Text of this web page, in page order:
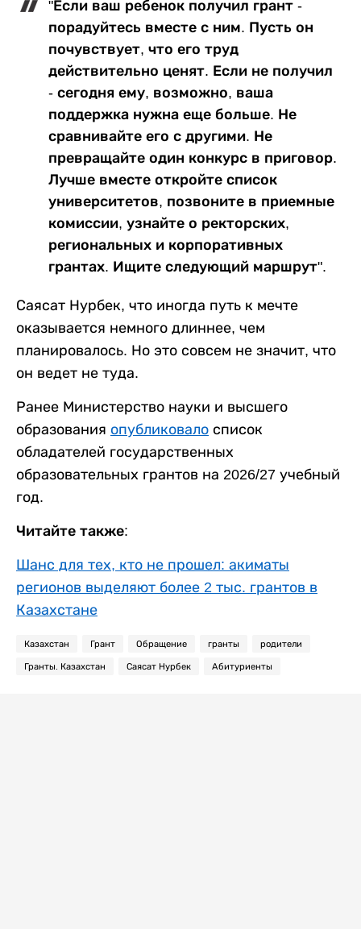
"Если ваш ребенок получил грант -
порадуйтесь вместе с ним. Пусть он
почувствует, что его труд
действительно ценят. Если не получил
- сегодня ему, возможно, ваша
поддержка нужна еще больше. Не
сравнивайте его с другими. Не
превращайте один конкурс в приговор.
Лучше вместе откройте список
университетов, позвоните в приемные
комиссии, узнайте о ректорских,
региональных и корпоративных
грантах. Ищите следующий маршрут".
Саясат Нурбек, что иногда путь к мечте
оказывается немного длиннее, чем
планировалось. Но это совсем не значит, что
он ведет не туда.
Ранее Министерство науки и высшего
образования опубликовало список
обладателей государственных
образовательных грантов на 2026/27 учебный
год.
Читайте также:
Шанс для тех, кто не прошел: акиматы
регионов выделяют более 2 тыс. грантов в
Казахстане
Казахстан Грант Обращение гранты родители
Гранты. Казахстан Саясат Нурбек Абитуриенты